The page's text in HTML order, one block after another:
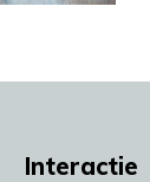
Interactie